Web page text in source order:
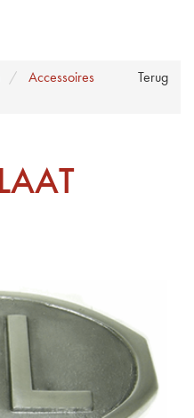
Terug
Accessoires